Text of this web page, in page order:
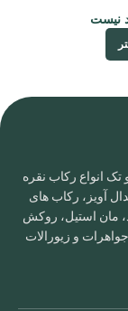
نیست
انواع رکاب نقره
آویز، رکاب های
مان استیل، روکش
و زیورالات